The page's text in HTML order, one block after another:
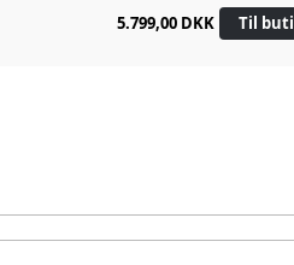
5.799,00 DKK Til